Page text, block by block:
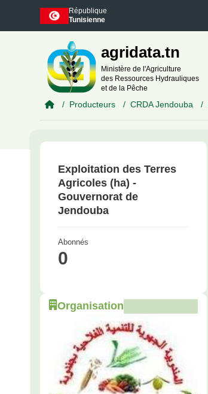
Skip to main content
République
Tunisienne
agridata.tn
Ministère de l'Agriculture
des Ressources Hydrauliques
et de la Pêche
Producteurs CRDA Jendouba
Exploitation des Terres
Agricoles (ha) -
Gouvernorat de
Jendouba
Abonnés
0
Organisation